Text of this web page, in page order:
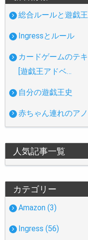
総合ルールと遊戯
Ingressとルール
カードゲームのテ
[遊戯王アドベ…
自分の遊戯王史
赤ちゃん連れのア
人気記事一覧
カテゴリー
Amazon (3)
Ingress (56)